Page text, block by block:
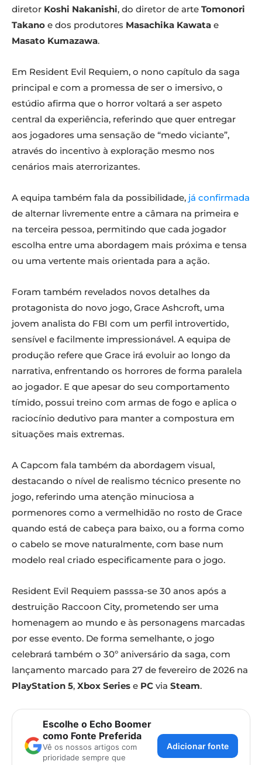
diretor Koshi Nakanishi, do diretor de arte Tomonori
Takano e dos produtores Masachika Kawata e
Masato Kumazawa.
Em Resident Evil Requiem, o nono capítulo da saga
principal e com a promessa de ser o imersivo, o
estúdio afirma que o horror voltará a ser aspeto
central da experiência, referindo que quer entregar
aos jogadores uma sensação de “medo viciante”,
através do incentivo à exploração mesmo nos
cenários mais aterrorizantes.
A equipa também fala da possibilidade, já confirmada
de alternar livremente entre a câmara na primeira e
na terceira pessoa, permitindo que cada jogador
escolha entre uma abordagem mais próxima e tensa
ou uma vertente mais orientada para a ação.
Foram também revelados novos detalhes da
protagonista do novo jogo, Grace Ashcroft, uma
jovem analista do FBI com um perfil introvertido,
sensível e facilmente impressionável. A equipa de
produção refere que Grace irá evoluir ao longo da
narrativa, enfrentando os horrores de forma paralela
ao jogador. E que apesar do seu comportamento
tímido, possui treino com armas de fogo e aplica o
raciocínio dedutivo para manter a compostura em
situações mais extremas.
A Capcom fala também da abordagem visual,
destacando o nível de realismo técnico presente no
jogo, referindo uma atenção minuciosa a
pormenores como a vermelhidão no rosto de Grace
quando está de cabeça para baixo, ou a forma como
o cabelo se move naturalmente, com base num
modelo real criado especificamente para o jogo.
Resident Evil Requiem passsa-se 30 anos após a
destruição Raccoon City, prometendo ser uma
homenagem ao mundo e às personagens marcadas
por esse evento. De forma semelhante, o jogo
celebrará também o 30º aniversário da saga, com
lançamento marcado para 27 de fevereiro de 2026 na
PlayStation 5, Xbox Series e PC via Steam.
Escolhe o Echo Boomer
como Fonte Preferida
Vê os nossos artigos com
prioridade sempre que
Adicionar fonte